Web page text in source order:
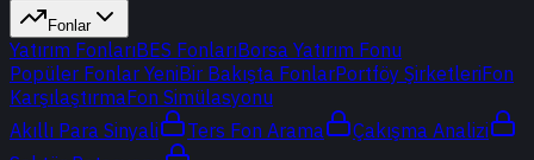
Fonlar
Yatırım FonlarıBES FonlarıBorsa Yatırım Fonu
Popüler Fonlar YeniBir Bakışta FonlarPortföy ŞirketleriFon
KarşılaştırmaFon Simülasyonu
Akıllı Para Sinyali
Ters Fon Arama
Çakışma Analizi